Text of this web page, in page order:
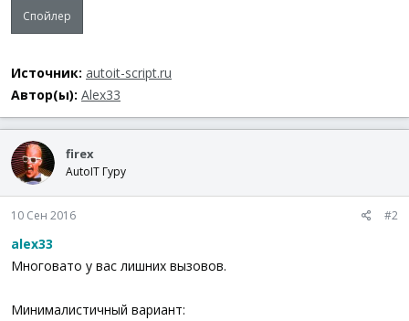
Спойлер
Источник: autoit-script.ru
Автор(ы): Alex33
firex
AutoIT Гуру
10 Сен 2016 #2
alex33
Многовато у вас лишних вызовов.
Минималистичный вариант: